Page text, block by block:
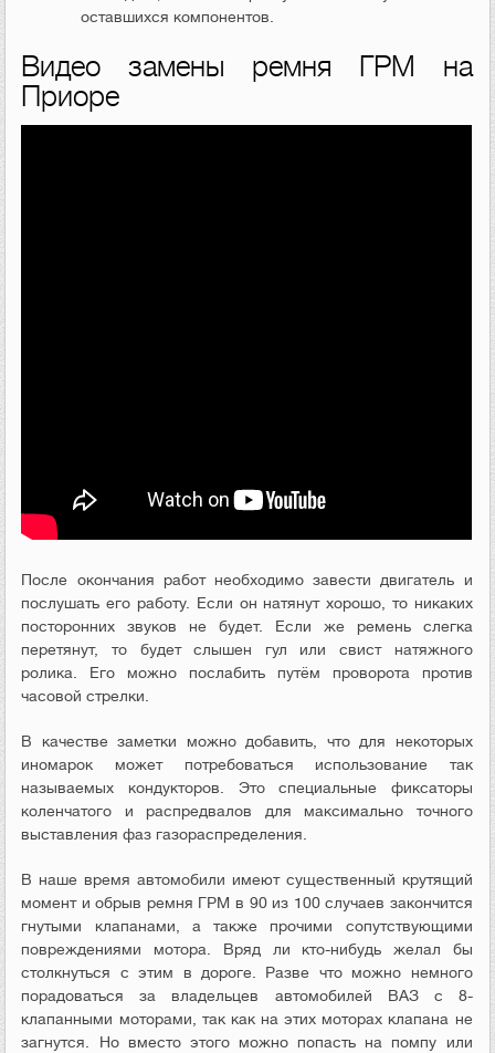
оставшихся компонентов.
Видео замены ремня ГРМ на
Приоре
После окончания работ необходимо завести двигатель и
послушать его работу. Если он натянут хорошо, то никаких
посторонних звуков не будет. Если же ремень слегка
перетянут, то будет слышен гул или свист натяжного
ролика. Его можно послабить путём проворота против
часовой стрелки.
В качестве заметки можно добавить, что для некоторых
иномарок может потребоваться использование так
называемых кондукторов. Это специальные фиксаторы
коленчатого и распредвалов для максимально точного
выставления фаз газораспределения.
В наше время автомобили имеют существенный крутящий
момент и обрыв ремня ГРМ в 90 из 100 случаев закончится
гнутыми клапанами, а также прочими сопутствующими
повреждениями мотора. Вряд ли кто-нибудь желал бы
столкнуться с этим в дороге. Разве что можно немного
порадоваться за владельцев автомобилей ВАЗ с 8-
клапанными моторами, так как на этих моторах клапана не
загнутся. Но вместо этого можно попасть на помпу или